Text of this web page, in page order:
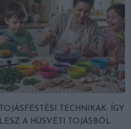
TOJÁSFESTÉSI TECHNIKÁK: ÍGY
LESZ A HÚSVÉTI TOJÁSBÓL